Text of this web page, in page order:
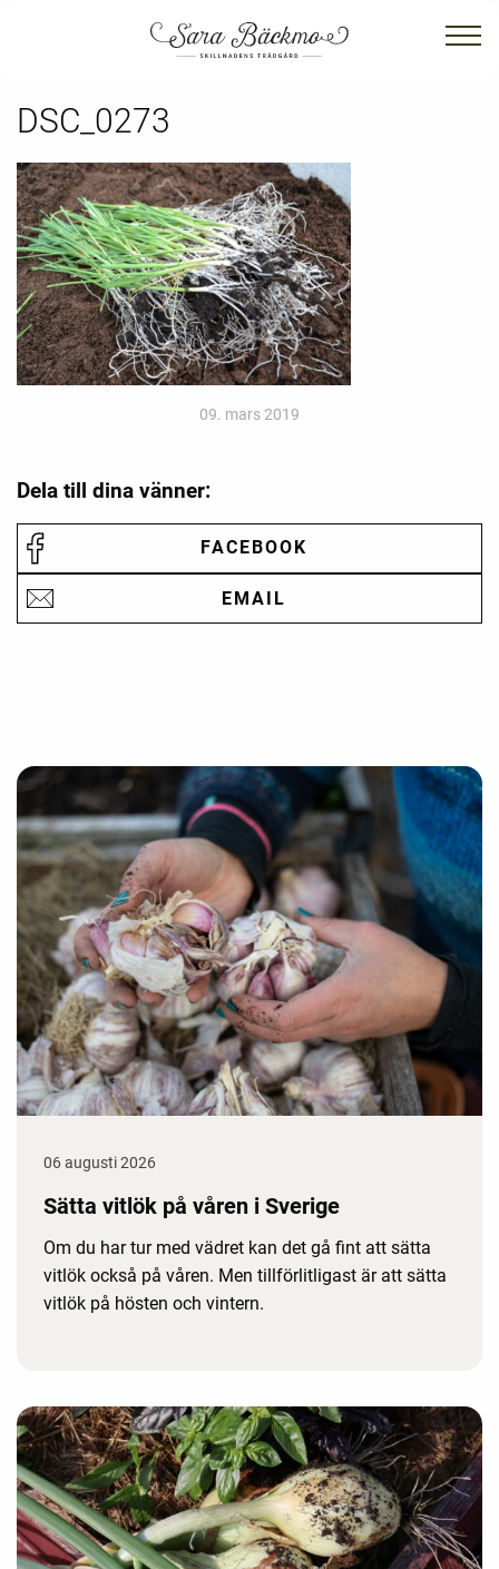
DSC_0273
09. mars 2019
Dela till dina vänner:
FACEBOOK
EMAIL
06 augusti 2026
Sätta vitlök på våren i Sverige
Om du har tur med vädret kan det gå fint att sätta
vitlök också på våren. Men tillförlitligast är att sätta
vitlök på hösten och vintern.